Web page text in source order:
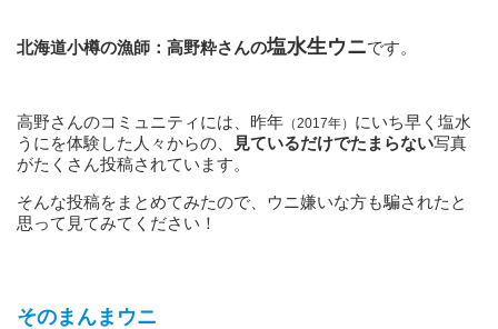
北海道小樽の漁師：高野粋さんの塩水生ウニです。
高野さんのコミュニティには、昨年 （2017年） にいち早く塩水
うにを体験した人々からの、
見ているだけでたまらない写真
がたくさん投稿されています。
そんな投稿をまとめてみたので、ウニ嫌いな方も騙されたと
思って見てみてください！
そのまんまウニ